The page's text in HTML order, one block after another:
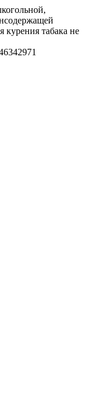
курения табака не